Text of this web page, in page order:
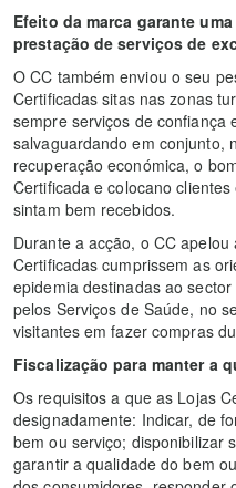
Efeito da marca garante
prestação de serviços de
O CC também enviou o seu
Certificadas sitas nas zonas
sempre serviços de confiança
salvaguardando em conjunto,
recuperação económica, o
Certificada e colocano
sintam bem recebidos.
Durante a acção, o CC
Certificadas cumprissem as
epidemia destinadas ao
pelos Serviços de Saúde, no
visitantes em fazer compras
Fiscalização para manter a
Os requisitos a que as Lojas
designadamente: Indicar, de
bem ou serviço; disponibilizar
garantir a qualidade do bem